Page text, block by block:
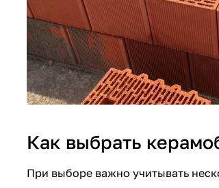
Как выбрать
При выборе важно учитывать